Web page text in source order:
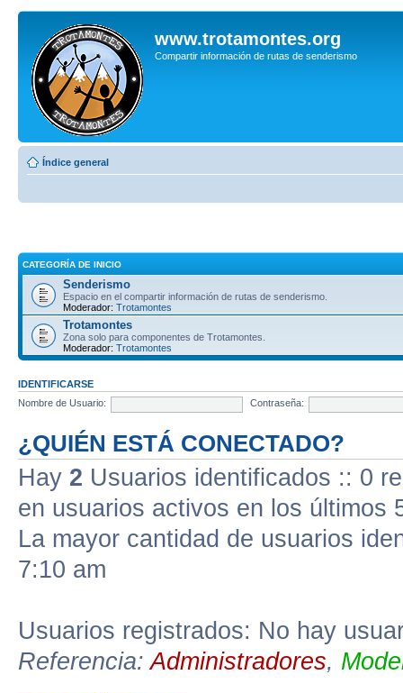
www.trotamontes.org
Compartir información de rutas de senderismo
Índice general
CATEGORÍA DE INICIO
Senderismo
Espacio en el compartir información de rutas de senderismo.
Moderador: Trotamontes
Trotamontes
Zona solo para componentes de Trotamontes.
Moderador: Trotamontes
IDENTIFICARSE
Nombre de Usuario:
Contraseña:
¿QUIÉN ESTÁ CONECTADO?
Hay 2 Usuarios identificados :: 0
en usuarios activos en los últimos
La mayor cantidad de usuarios
7:10 am
Usuarios registrados: No hay
Referencia:Administradores,